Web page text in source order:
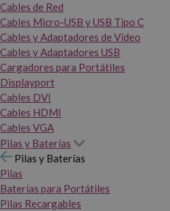
Cables de Red
Cables Micro-USB y USB Tipo C
Cables y Adaptadores de Vídeo
Cables y Adaptadores USB
Cargadores para Portátiles
Displayport
Cables DVI
Cables HDMI
Cables VGA
Pilas y Baterías
Pilas y Baterías
Pilas
Baterías para Portátiles
Pilas Recargables